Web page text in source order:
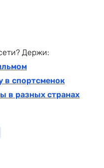
Держи:
в спортсменок
в разных странах